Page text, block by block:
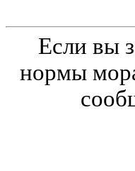
Если вы
нормы